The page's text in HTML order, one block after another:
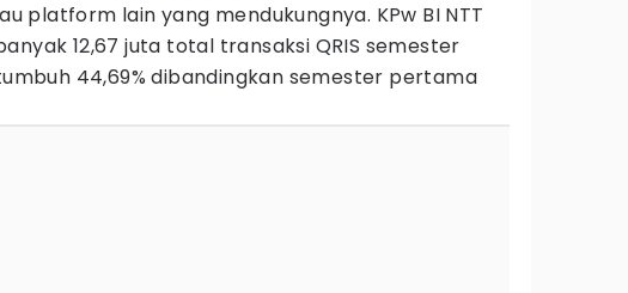
platform lain yang mendukungnya. KPw BI NTT
12,67 juta total transaksi QRIS semester
44,69% dibandingkan semester pertama